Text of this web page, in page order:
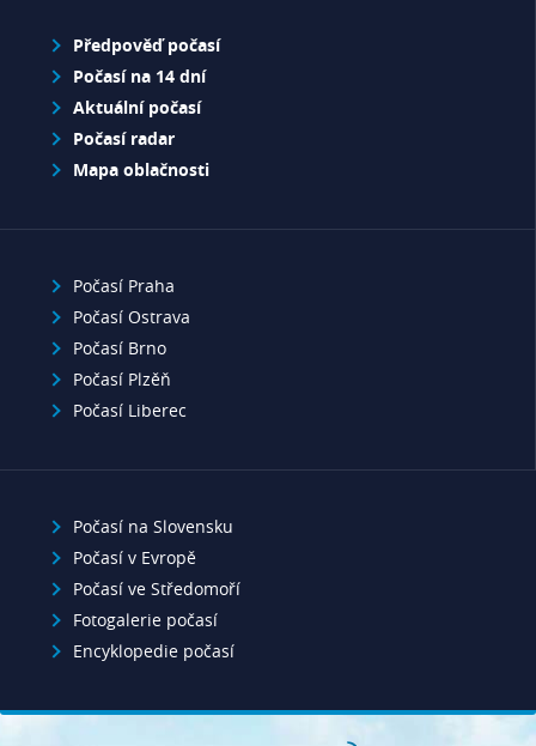
Předpověď počasí
Počasí na 14 dní
Aktuální počasí
Počasí radar
Mapa oblačnosti
Počasí Praha
Počasí Ostrava
Počasí Brno
Počasí Plzěň
Počasí Liberec
Počasí na Slovensku
Počasí v Evropě
Počasí ve Středomoří
Fotogalerie počasí
Encyklopedie počasí